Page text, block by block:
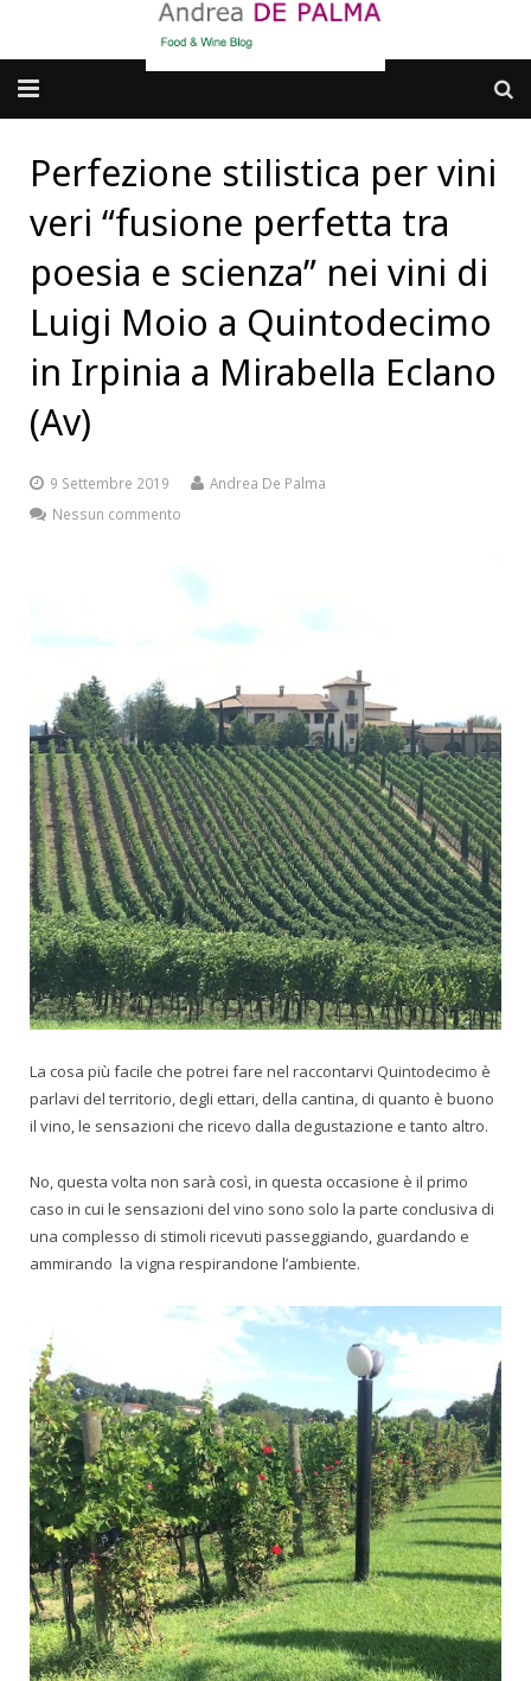
dove MANGIARE
cosa CUCINARE
dove ANDARE
Punti di vista e approfondimenti
Contatti
Perfezione stilistica per vini
veri “fusione perfetta tra
poesia e scienza” nei vini di
Luigi Moio a Quintodecimo
in Irpinia a Mirabella Eclano
(Av)
9 Settembre 2019
Andrea De Palma
Nessun commento
La cosa più facile che potrei fare nel raccontarvi Quintodecimo è
parlavi del territorio, degli ettari, della cantina, di quanto è buono
il vino, le sensazioni che ricevo dalla degustazione e tanto altro.
No, questa volta non sarà così, in questa occasione è il primo
caso in cui le sensazioni del vino sono solo la parte conclusiva di
una complesso di stimoli ricevuti passeggiando, guardando e
ammirando la vigna respirandone l’ambiente.